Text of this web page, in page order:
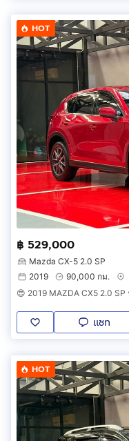
HOT
฿ 529,000
Mazda CX-5 2.0 SP
2019
90,000 กม.
แชท
HOT